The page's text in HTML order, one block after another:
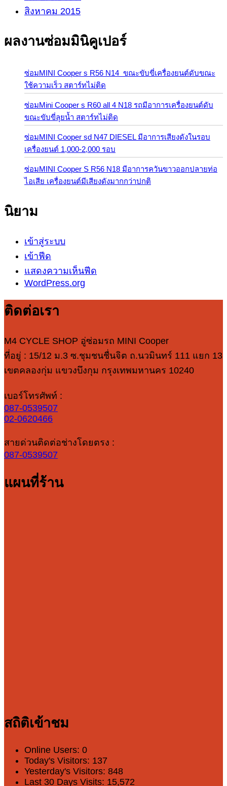
สิงหาคม 2015
ผลงานซ่อมมินิคูเปอร์
ซ่อมMINI Cooper s R56 N14 ขณะขับขี่เครื่องยนต์ดับขณะ
ใช้ความเร็ว สตาร์ทไม่ติด
ซ่อมMini Cooper s R60 all 4 N18 รถมีอาการเครื่องยนต์ดับ
ขณะขับขี่ลุยน้ำ สตาร์ทไม่ติด
ซ่อมMINI Cooper sd N47 DIESEL มีอาการเสียงดังในรอบ
เครื่องยนต์ 1,000-2,000 รอบ
ซ่อมMINI Cooper S R56 N18 มีอาการควันขาวออกปลายท่อ
ไอเสีย เครื่องยนต์มีเสียงดังมากกว่าปกติ
นิยาม
เข้าสู่ระบบ
เข้าฟีด
แสดงความเห็นฟีด
WordPress.org
ติดต่อเรา
M4 CYCLE SHOP อู่ซ่อมรถ MINI Cooper
ที่อยู่ : 15/12 ม.3 ซ.ชุมชนชื่นจิต ถ.นวมินทร์ 111 แยก 13
เขตคลองกุ่ม แขวงบึงกุม กรุงเทพมหานคร 10240
เบอร์โทรศัพท์ :
087-0539507
02-0620466
สายด่วนติดต่อช่างโดยตรง :
087-0539507
แผนที่ร้าน
สถิติเข้าชม
Online Users: 0
Today's Visitors: 137
Yesterday's Visitors: 848
Last 30 Days Visits: 15,572